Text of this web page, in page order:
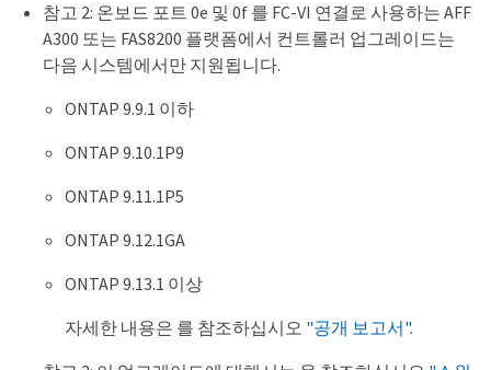
참고 2: 온보드 포트 0e 및 0f 를 FC-VI 연결로 사용하는 AFF
A300 또는 FAS8200 플랫폼에서 컨트롤러 업그레이드는
다음 시스템에서만 지원됩니다.
ONTAP 9.9.1 이하
ONTAP 9.10.1P9
ONTAP 9.11.1P5
ONTAP 9.12.1GA
ONTAP 9.13.1 이상
자세한 내용은 를 참조하십시오 "공개 보고서".